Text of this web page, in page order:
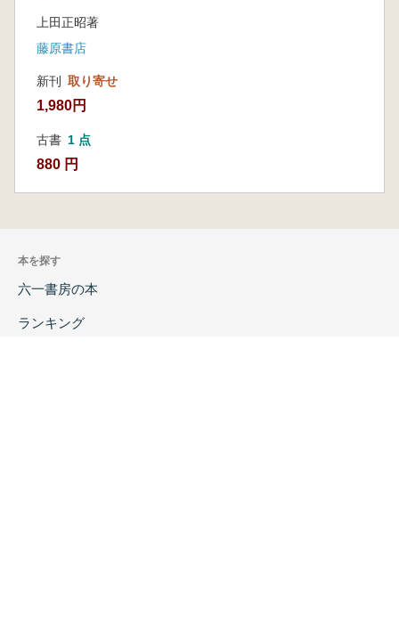
上田正昭著
藤原書店
新刊 取り寄せ
1,980円
古書 1 点
880 円
本を探す
六一書房の本
ランキング